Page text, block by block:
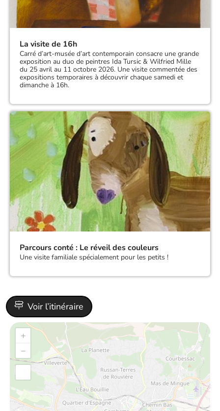
La visite de 16h
Carré d’art-musée d’art contemporain consacre une grande
exposition au duo de peintres Ida Tursic & Wilfried Mille
du 25 avril au 11 octobre 2026. Une visite commentée des
expositions temporaires à découvrir chaque samedi et
dimanche à 16h.
Parcours conté : Le réveil des couleurs
Une visite familiale spécialement pour les petits !
Voir l’itinéraire
+
−